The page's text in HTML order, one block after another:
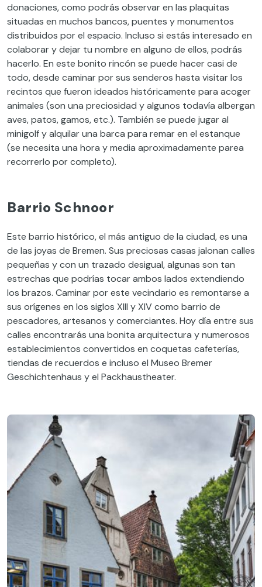
donaciones, como podrás observar en las plaquitas
situadas en muchos bancos, puentes y monumentos
distribuidos por el espacio. Incluso si estás interesado en
colaborar y dejar tu nombre en alguno de ellos, podrás
hacerlo. En este bonito rincón se puede hacer casi de
todo, desde caminar por sus senderos hasta visitar los
recintos que fueron ideados históricamente para acoger
animales (son una preciosidad y algunos todavía albergan
aves, patos, gamos, etc.). También se puede jugar al
minigolf y alquilar una barca para remar en el estanque
(se necesita una hora y media aproximadamente parea
recorrerlo por completo).
Barrio Schnoor
Este barrio histórico, el más antiguo de la ciudad, es una
de las joyas de Bremen. Sus preciosas casas jalonan calles
pequeñas y con un trazado desigual, algunas son tan
estrechas que podrías tocar ambos lados extendiendo
los brazos. Caminar por este vecindario es remontarse a
sus orígenes en los siglos XIII y XIV como barrio de
pescadores, artesanos y comerciantes. Hoy día entre sus
calles encontrarás una bonita arquitectura y numerosos
establecimientos convertidos en coquetas cafeterías,
tiendas de recuerdos e incluso el Museo Bremer
Geschichtenhaus y el Packhaustheater.